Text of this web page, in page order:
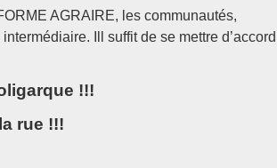
AGRAIRE, les communautés,
Ill suffit de se mettre d’accord
!!!
rue !!!